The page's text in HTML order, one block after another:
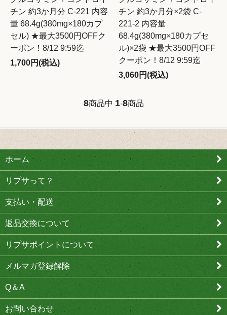
チン 約3か月分 C-221 内容
量 68.4g(380mg×180カプ
セル) ★最大3500円OFFク
ーポン！8/12 9:59迄
1,700円(税込)
チン 約3か月分×2袋 C-
221-2 内容量
68.4g(380mg×180カプセ
ル)×2袋 ★最大3500円OFF
クーポン！8/12 9:59迄
3,060円(税込)
8商品中 1-8商品
ホーム
リプサって？
支払い・配送
返品交換について
リプサポイントについて
メルマガ登録解除
Q＆A
お問い合わせ